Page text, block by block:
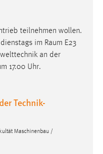
teilnehmen wollen.
im Raum E23
an der
17.00 Uhr.
Technik-
Maschinenbau /
an der Website